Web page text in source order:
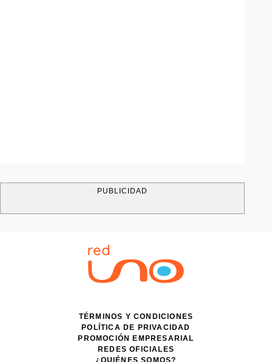
PUBLICIDAD
TÉRMINOS Y CONDICIONES
POLÍTICA DE PRIVACIDAD
PROMOCIÓN EMPRESARIAL
REDES OFICIALES